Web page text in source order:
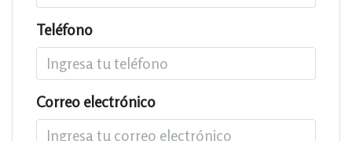
Teléfono
Correo electrónico